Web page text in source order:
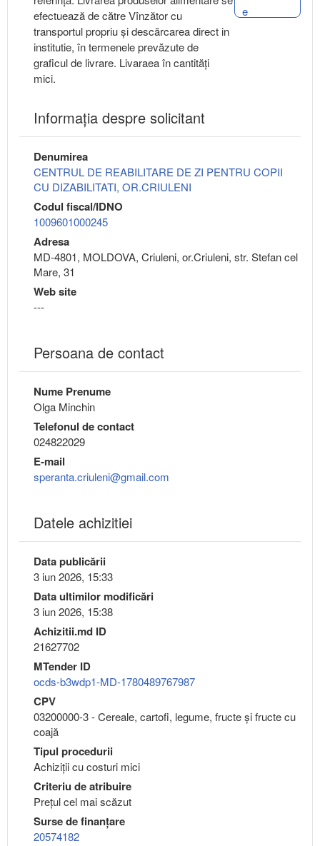
efectuează de către Vînzător cu
transportul propriu și descărcarea direct in
institutie, în termenele prevăzute de
graficul de livrare. Livaraea în cantități
mici.
e
Informaţia despre solicitant
Denumirea
CENTRUL DE REABILITARE DE ZI PENTRU COPII
CU DIZABILITATI, OR.CRIULENI
Codul fiscal/IDNO
1009601000245
Adresa
MD-4801, MOLDOVA, Criuleni, or.Criuleni, str. Stefan cel
Mare, 31
Web site
---
Persoana de contact
Nume Prenume
Olga Minchin
Telefonul de contact
024822029
E-mail
speranta.criuleni@gmail.com
Datele achizitiei
Data publicării
3 iun 2026, 15:33
Data ultimilor modificări
3 iun 2026, 15:38
Achizitii.md ID
21627702
MTender ID
ocds-b3wdp1-MD-1780489767987
CPV
03200000-3 - Cereale, cartofi, legume, fructe şi fructe cu
coajă
Tipul procedurii
Achiziții cu costuri mici
Criteriu de atribuire
Preţul cel mai scăzut
Surse de finanțare
20574182